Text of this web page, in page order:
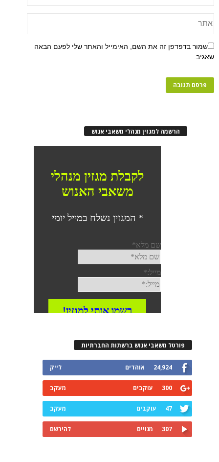
שמור בדפדפן זה את השם, האימייל והאתר שלי לפעם הבאה
שאגיב.
הרשמה למגזין מנהלי משאבי אנוש
פורטל משאבי אנוש ברשתות החברתיות
24,924 אוהדים לייק
300 עוקבים מעקב
47 עוקבים מעקב
307 מנויים להירשם